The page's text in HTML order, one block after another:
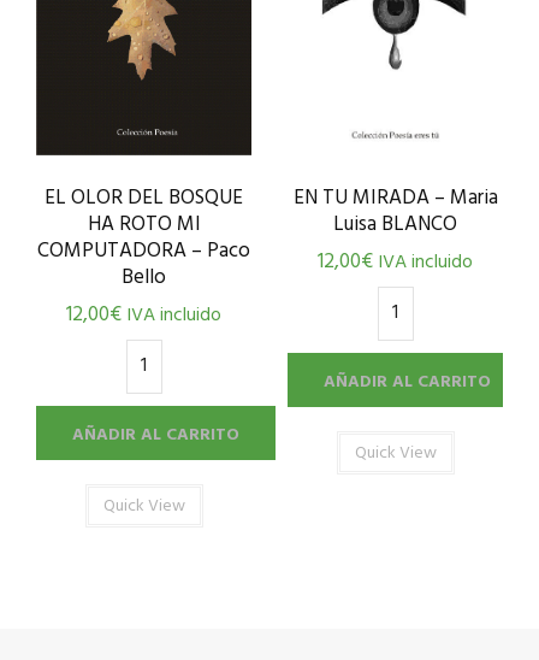
EL OLOR DEL BOSQUE
HA ROTO MI
COMPUTADORA – Paco
Bello
12,00€IVA incluido
AÑADIR AL CARRITO
Quick View
EN TU MIRADA – Maria
Luisa BLANCO
12,00€IVA incluido
AÑADIR AL CARRITO
Quick View